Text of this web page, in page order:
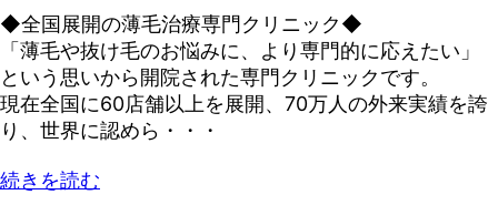
◆全国展開の薄毛治療専門クリニック◆
「薄毛や抜け毛のお悩みに、より専門的に応えたい」
という思いから開院された専門クリニックです。
現在全国に60店舗以上を展開、70万人の外来実績を誇
り、世界に認めら・・・
続きを読む